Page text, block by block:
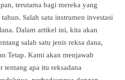
terutama bagi mereka yang
Salah satu instrumen investasi
Dalam artikel ini, kita akan
salah satu jenis reksa dana,
Tetap. Kami akan menjawab
tentang apa itu reksadana